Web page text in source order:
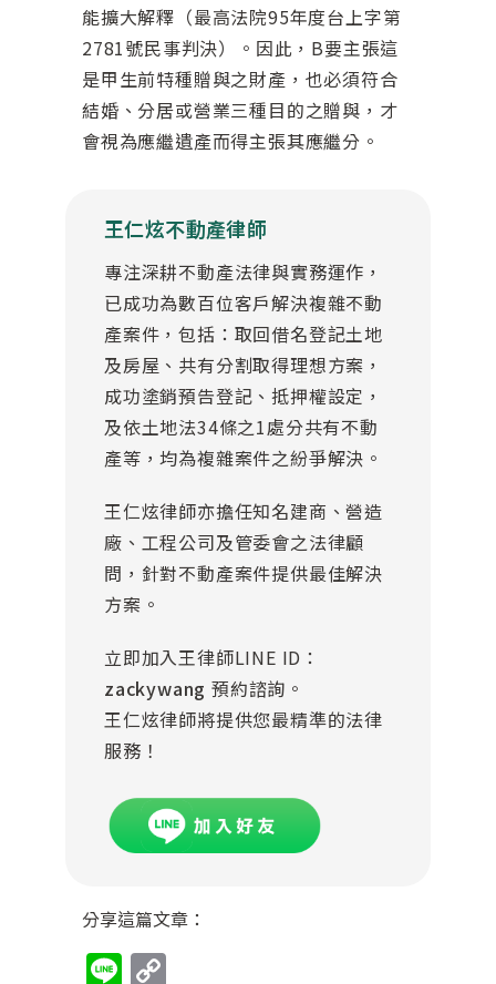
能擴大解釋（最高法院95年度台上字第
2781號民事判決）。因此，B要主張這
是甲生前特種贈與之財產，也必須符合
結婚、分居或營業三種目的之贈與，才
會視為應繼遺產而得主張其應繼分。
王仁炫不動產律師
專注深耕不動產法律與實務運作，
已成功為數百位客戶解決複雜不動
產案件，包括：取回借名登記土地
及房屋、共有分割取得理想方案，
成功塗銷預告登記、抵押權設定，
及依土地法34條之1處分共有不動
產等，均為複雜案件之紛爭解決。
王仁炫律師亦擔任知名建商、營造
廠、工程公司及管委會之法律顧
問，針對不動產案件提供最佳解決
方案。
立即加入王律師LINE ID：
zackywang 預約諮詢。
王仁炫律師將提供您最精準的法律
服務！
分享這篇文章：
Line